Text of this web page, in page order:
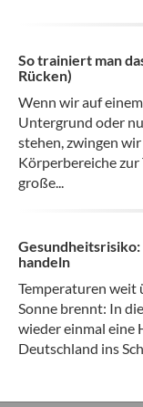
So trainiert man
Rücken)
Wenn wir auf
Untergrund oder
stehen, zwingen
Körperbereiche zur
große...
handeln
Temperaturen weit
Sonne brennt: In
wieder einmal eine
Deutschland ins